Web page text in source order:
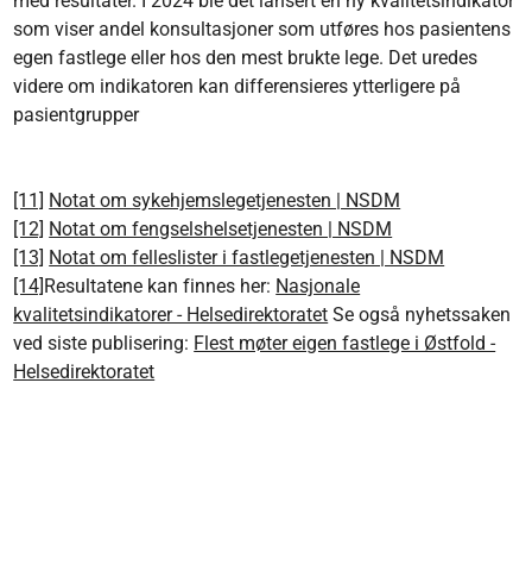
som viser andel konsultasjoner som utføres hos pasientens
egen fastlege eller hos den mest brukte lege. Det uredes
videre om indikatoren kan differensieres ytterligere på
pasientgrupper
[11] Notat om sykehjemslegetjenesten | NSDM
[12] Notat om fengselshelsetjenesten | NSDM
[13] Notat om felleslister i fastlegetjenesten | NSDM
[14]Resultatene kan finnes her: Nasjonale
kvalitetsindikatorer - Helsedirektoratet Se også nyhetssaken
ved siste publisering: Flest møter eigen fastlege i Østfold -
Helsedirektoratet